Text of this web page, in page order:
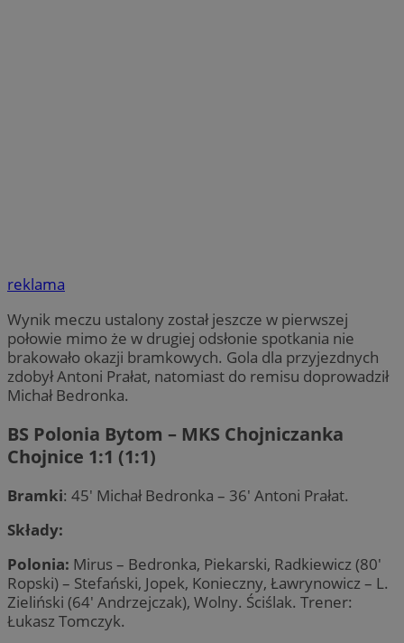
reklama
Wynik meczu ustalony został jeszcze w pierwszej
połowie mimo że w drugiej odsłonie spotkania nie
brakowało okazji bramkowych. Gola dla przyjezdnych
zdobył Antoni Prałat, natomiast do remisu doprowadził
Michał Bedronka.
BS Polonia Bytom – MKS Chojniczanka
Chojnice 1:1 (1:1)
Bramki: 45′ Michał Bedronka – 36′ Antoni Prałat.
Składy:
Polonia: Mirus – Bedronka, Piekarski, Radkiewicz (80′
Ropski) – Stefański, Jopek, Konieczny, Ławrynowicz – L.
Zieliński (64′ Andrzejczak), Wolny. Ściślak. Trener:
Łukasz Tomczyk.